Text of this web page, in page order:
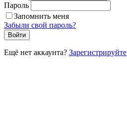
Пароль
Запомнить меня
Забыли свой пароль?
Войти
Ещё нет аккаунта? Зарегистрируйте